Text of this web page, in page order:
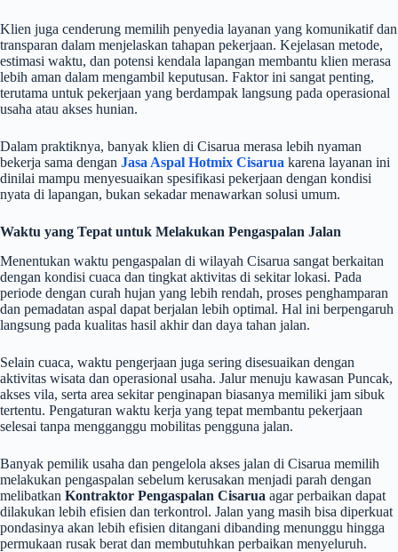
Klien juga cenderung memilih penyedia layanan yang komunikatif dan
transparan dalam menjelaskan tahapan pekerjaan. Kejelasan metode,
estimasi waktu, dan potensi kendala lapangan membantu klien merasa
lebih aman dalam mengambil keputusan. Faktor ini sangat penting,
terutama untuk pekerjaan yang berdampak langsung pada operasional
usaha atau akses hunian.
Dalam praktiknya, banyak klien di Cisarua merasa lebih nyaman
bekerja sama dengan Jasa Aspal Hotmix Cisarua karena layanan ini
dinilai mampu menyesuaikan spesifikasi pekerjaan dengan kondisi
nyata di lapangan, bukan sekadar menawarkan solusi umum.
Waktu yang Tepat untuk Melakukan Pengaspalan Jalan
Menentukan waktu pengaspalan di wilayah Cisarua sangat berkaitan
dengan kondisi cuaca dan tingkat aktivitas di sekitar lokasi. Pada
periode dengan curah hujan yang lebih rendah, proses penghamparan
dan pemadatan aspal dapat berjalan lebih optimal. Hal ini berpengaruh
langsung pada kualitas hasil akhir dan daya tahan jalan.
Selain cuaca, waktu pengerjaan juga sering disesuaikan dengan
aktivitas wisata dan operasional usaha. Jalur menuju kawasan Puncak,
akses vila, serta area sekitar penginapan biasanya memiliki jam sibuk
tertentu. Pengaturan waktu kerja yang tepat membantu pekerjaan
selesai tanpa mengganggu mobilitas pengguna jalan.
Banyak pemilik usaha dan pengelola akses jalan di Cisarua memilih
melakukan pengaspalan sebelum kerusakan menjadi parah dengan
melibatkan Kontraktor Pengaspalan Cisarua agar perbaikan dapat
dilakukan lebih efisien dan terkontrol. Jalan yang masih bisa diperkuat
pondasinya akan lebih efisien ditangani dibanding menunggu hingga
permukaan rusak berat dan membutuhkan perbaikan menyeluruh.